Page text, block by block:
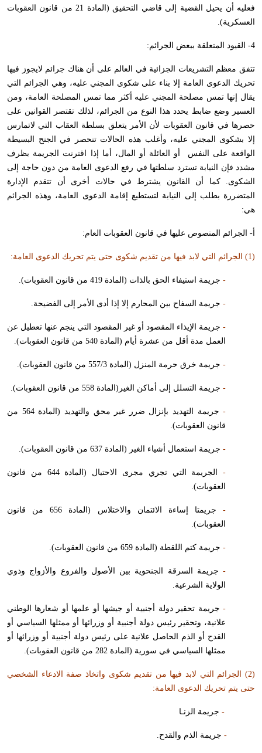
فعليه أن يحيل القضية إلى قاضي التحقيق (المادة 21 من قانون العقوبات
العسكرية).
4- القيود المتعلقة ببعض الجرائم:
تتفق معظم التشريعات الجزائية في العالم على أن هناك جرائم لايجوز فيها
تحريك الدعوى العامة إلا بناء على شكوى المجني عليه، وهي الجرائم التي
يقال إنها تمس مصلحة المجني عليه أكثر مما تمس المصلحة العامة، ومن
العسير وضع ضابط يحدد هذا النوع من الجرائم، لذلك تقتصر القوانين على
حصرها في قانون العقوبات لأن الأمر يتعلق بسلطة العقاب التي لاتمارس
إلا بشكوى المجني عليه، وأغلب هذه الحالات تنحصر في الجنح البسيطة
الواقعة على النفس أو العائلة أو المال، أما إذا اقترنت الجريمة بظرف
مشدد فإن النيابة تسترد سلطتها في رفع الدعوى العامة من دون حاجة إلى
الشكوى. كما أن القانون يشترط في حالات أخرى أن تتقدم الإدارة
المتضررة بطلب إلى النيابة لتستطيع إقامة الدعوى العامة، وهذه الجرائم
هي:
أ- الجرائم المنصوص عليها في قانون العقوبات العام:
(1) الجرائم التي لابد فيها من تقديم شكوى حتى يتم تحريك الدعوى العامة:
-جريمة استيفاء الحق بالذات (المادة 419 من قانون العقوبات).
-جريمة السفاح بين المحارم إلا إذا أدى الأمر إلى الفضيحة.
- جريمة الإيذاء المقصود أو غير المقصود التي ينجم عنها تعطيل عن
العمل مدة أقل من عشرة أيام (المادة 540 من قانون العقوبات).
-جريمة خرق حرمة المنزل (المادة 557/3 من قانون العقوبات).
-جريمة التسلل إلى أماكن الغير(المادة 558 من قانون العقوبات).
-
جريمة التهديد بإنزال ضرر غير محق والتهديد (المادة 564 من
قانون العقوبات).
-جريمة استعمال أشياء الغير (المادة 637 من قانون العقوبات).
-
الجريمة التي تجري مجرى الاحتيال (المادة 644 من قانون
العقوبات).
-
جريمتا إساءة الائتمان والاختلاس (المادة 656 من قانون
العقوبات).
-جريمة كتم اللقطة (المادة 659 من قانون العقوبات).
-جريمة السرقة الجنحوية بين الأصول والفروع والأزواج وذوي
الولاية الشرعية.
-جريمة تحقير دولة أجنبية أو جيشها أو علمها أو شعارها الوطني
علانية، وتحقير رئيس دولة أجنبية أو وزرائها أو ممثلها السياسي أو
القدح أو الذم الحاصل علانية على رئيس دولة أجنبية أو وزرائها أو
ممثلها السياسي في سورية (المادة 282 من قانون العقوبات).
(2) الجرائم التي لابد فيها من تقديم شكوى واتخاذ صفة الادعاء الشخصي
حتى يتم تحريك الدعوى العامة:
- جريمة الزنـا
- جريمة الذم والقدح.